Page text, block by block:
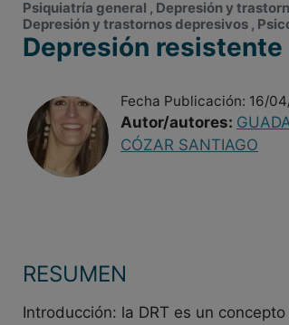
Psiquiatría general , Depresión y
Depresión y trastornos depresivos ,
Depresión
Fecha Publicación: 16/
Autor/autores:
CÓZAR SANTIAGO
RESUMEN
Introducción: la DRT es un